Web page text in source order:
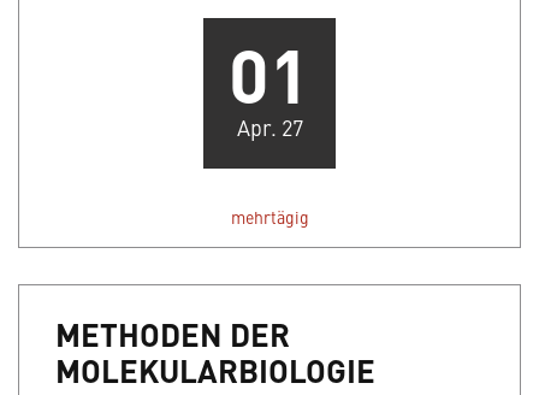
01
Apr. 27
mehrtägig
METHODEN DER
MOLEKULARBIOLOGIE